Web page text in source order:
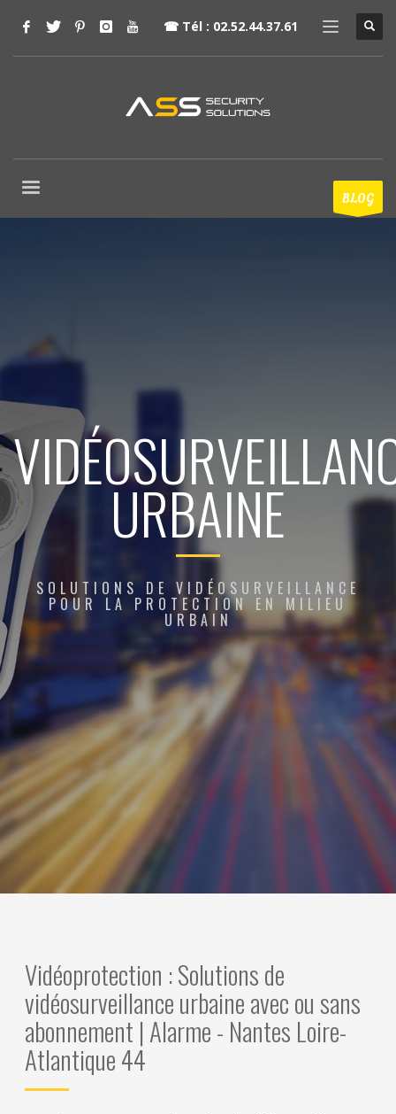
☎ Tél : 02.52.44.37.61
BLOG
URBAINE
SOLUTIONS DE VIDÉOSURVEILLANCE
POUR LA PROTECTION EN MILIEU
URBAIN
Vidéoprotection : Solutions de
vidéosurveillance urbaine avec ou sans
abonnement | Alarme - Nantes Loire-
Atlantique 44